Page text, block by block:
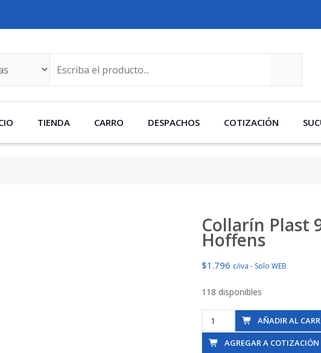
TIENDA CARRO DESPACHOS COTIZACIÓN
Collarín Plast
Hoffens
$1.796 c/iva - Solo WEB
118 disponibles
Collarín
Plast
90
AÑADIR AL
AGREGAR A COTIZACIÓN